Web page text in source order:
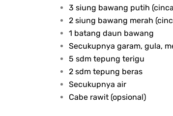
3 siung bawang putih
2 siung bawang merah
1 batang daun bawang
Secukupnya garam, gula,
5 sdm tepung terigu
2 sdm tepung beras
Secukupnya air
Cabe rawit (opsional)